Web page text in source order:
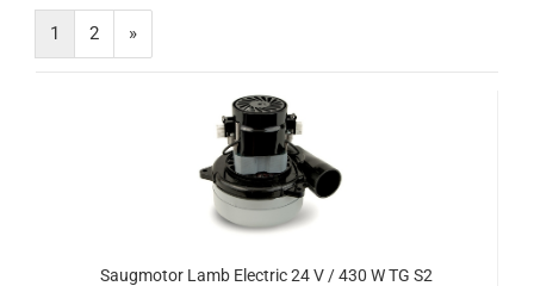
1 2 »
Saugmotor Lamb Electric 24 V / 430 W TG S2